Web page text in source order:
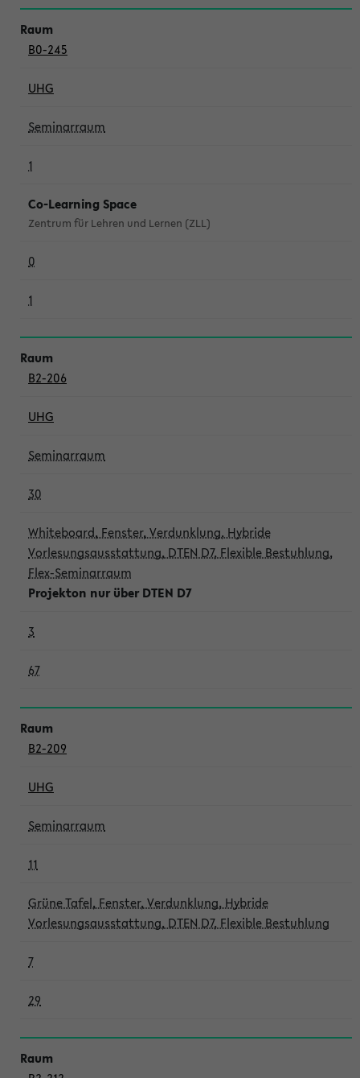
B0-245
UHG
Seminarraum
1
Co-Learning Space
Zentrum für Lehren und Lernen (ZLL)
0
1
B2-206
UHG
Seminarraum
30
Whiteboard, Fenster, Verdunklung, Hybride
Vorlesungsausstattung, DTEN D7, Flexible Bestuhlung,
Flex-Seminarraum
Projekton nur über DTEN D7
3
67
B2-209
UHG
Seminarraum
11
Grüne Tafel, Fenster, Verdunklung, Hybride
Vorlesungsausstattung, DTEN D7, Flexible Bestuhlung
7
29